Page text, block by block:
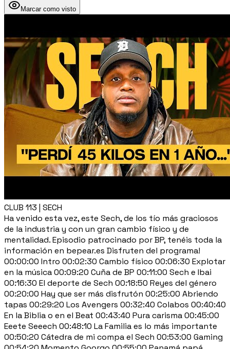
Marcar como visto
CLUB 113 | SECH
Ha venido esta vez, este Sech, de los tío más graciosos
de la industria y con un gran cambio físico y de
mentalidad. Episodio patrocinado por BP, tenéis toda la
información en bepear.es Disfruten del programa!
00:00:00 Intro 00:02:30 Cambio físico 00:06:30 Explotar
en la música 00:09:20 Cuña de BP 00:11:00 Sech e Ibai
00:16:30 El deporte de Sech 00:18:50 Reyes del género
00:20:00 Hay que ser más disfrutón 00:25:00 Abriendo
tapas 00:29:20 Los Avengers 00:32:40 Colabos 00:40:40
En la Biblia o en el Beat 00:43:40 Pura carisma 00:45:00
Eeete Seeech 00:48:10 La Familia es lo más importante
00:50:20 Cátedra de mi compa el Sech 00:53:00 Gaming